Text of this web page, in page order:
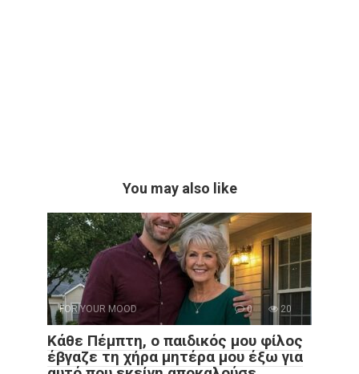
You may also like
FOR YOUR MOOD 0 20
Κάθε Πέμπτη, ο παιδικός μου φίλος
έβγαζε τη χήρα μητέρα μου έξω για